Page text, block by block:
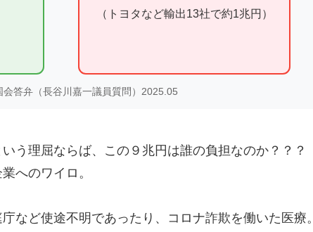
（トヨタなど輸出13社で約1兆円）
答弁（長谷川嘉一議員質問）2025.05
う理屈ならば、この９兆円は誰の負担なのか？？？
へのワイロ。
など使途不明であったり、コロナ詐欺を働いた医療。